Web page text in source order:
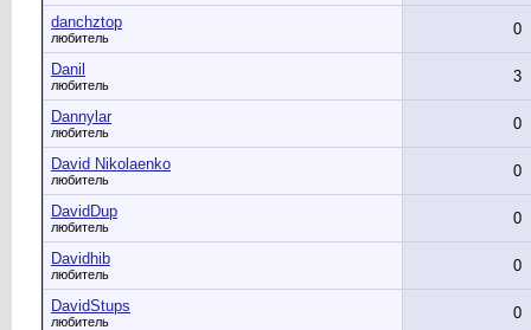
danchztop
любитель 0
Danil
любитель 3
Dannylar
любитель 0
David Nikolaenko
любитель 0
DavidDup
любитель 0
Davidhib
любитель 0
DavidStups
любитель 0